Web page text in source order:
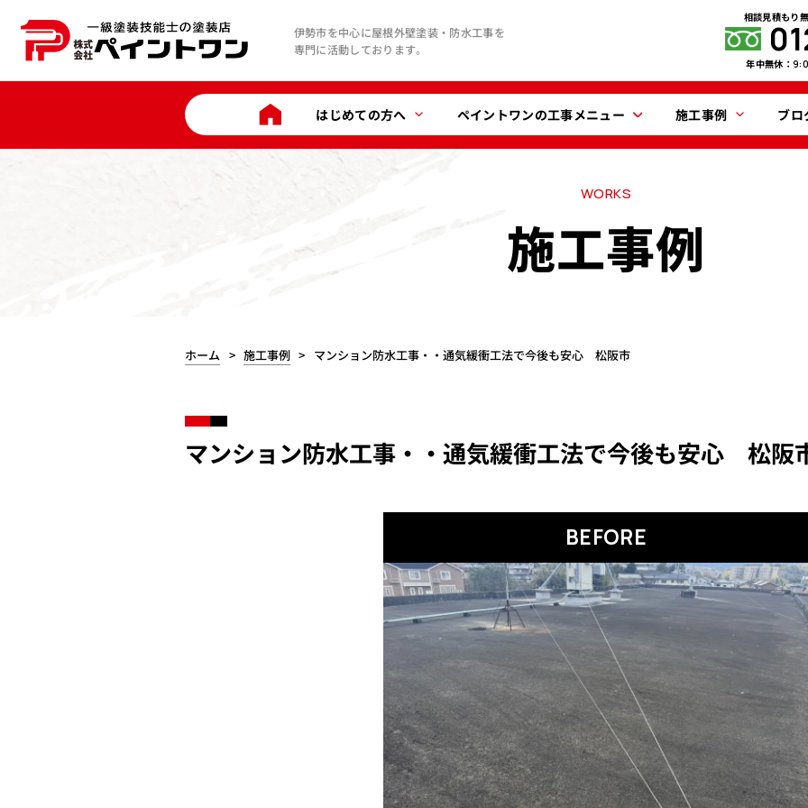
伊勢市を中心に屋根外壁塗装・防水工事を
専門に活動しております。
相談見積もり
年中無休：
はじめての方へ ペイントワンの工事メニュー 施工事例 ブロ
WORKS
施工事例
ホーム 施工事例 マンション防水工事・・通気緩衝工法で今後も安心 松阪市
マンション防水工事・・通気緩衝工法で今後も安心 松阪
BEFORE